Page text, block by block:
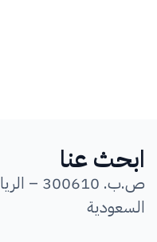
ابحث عنا
السعودية